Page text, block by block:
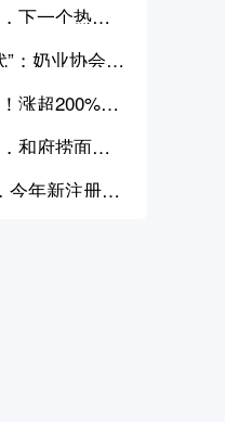
下一个热门
；奶业协会称
涨超200%，
和府捞面李
今年新注册相